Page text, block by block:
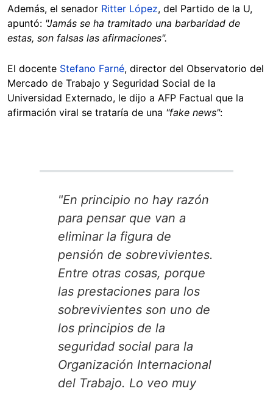
Además, el senador Ritter López, del Partido de la U,
apuntó: "Jamás se ha tramitado una barbaridad de
estas, son falsas las afirmaciones".
El docente Stefano Farné, director del Observatorio del
Mercado de Trabajo y Seguridad Social de la
Universidad Externado, le dijo a AFP Factual que la
afirmación viral se trataría de una "fake news":
"En principio no hay razón
para pensar que van a
eliminar la figura de
pensión de sobrevivientes.
Entre otras cosas, porque
las prestaciones para los
sobrevivientes son uno de
los principios de la
seguridad social para la
Organización Internacional
del Trabajo. Lo veo muy